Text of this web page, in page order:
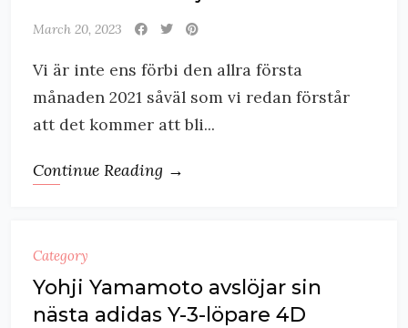
March 20, 2023
Vi är inte ens förbi den allra första
månaden 2021 såväl som vi redan förstår
att det kommer att bli...
Continue Reading →
Category
Yohji Yamamoto avslöjar sin
nästa adidas Y-3-löpare 4D